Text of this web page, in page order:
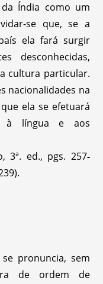
da Índia como um
se que, se a
ela fará surgir
desconhecidas,
cultura particular.
nacionalidades na
ela se efetuará
à língua e aos
3ª. ed., pgs. 257-
pronuncia, sem
de ordem de